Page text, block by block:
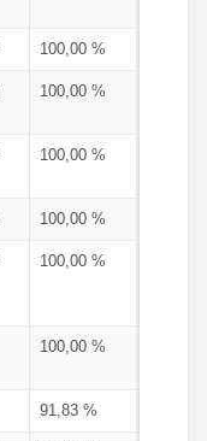
100,00 %
100,00 %
100,00 %
100,00 %
100,00 %
100,00 %
91,83 %